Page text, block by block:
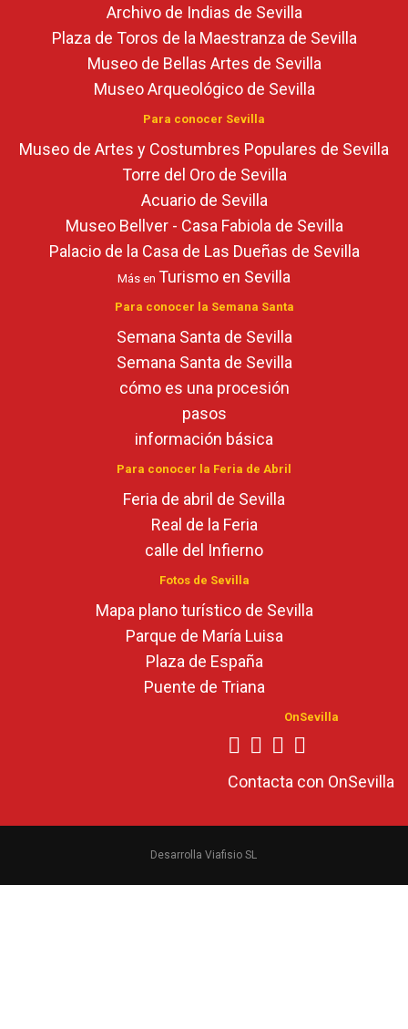
Archivo de Indias de Sevilla
Plaza de Toros de la Maestranza de Sevilla
Museo de Bellas Artes de Sevilla
Museo Arqueológico de Sevilla
Para conocer Sevilla
Museo de Artes y Costumbres Populares de Sevilla
Torre del Oro de Sevilla
Acuario de Sevilla
Museo Bellver - Casa Fabiola de Sevilla
Palacio de la Casa de Las Dueñas de Sevilla
Más en Turismo en Sevilla
Para conocer la Semana Santa
Semana Santa de Sevilla
Semana Santa de Sevilla
cómo es una procesión
pasos
información básica
Para conocer la Feria de Abril
Feria de abril de Sevilla
Real de la Feria
calle del Infierno
Fotos de Sevilla
Mapa plano turístico de Sevilla
Parque de María Luisa
Plaza de España
Puente de Triana
OnSevilla
Contacta con OnSevilla
Desarrolla Viafisio SL